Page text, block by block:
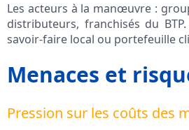
Les acteurs à la manœuvre :
distributeurs, franchisés du
savoir-faire local ou portefeuille
Menaces et
Pression sur les coûts des